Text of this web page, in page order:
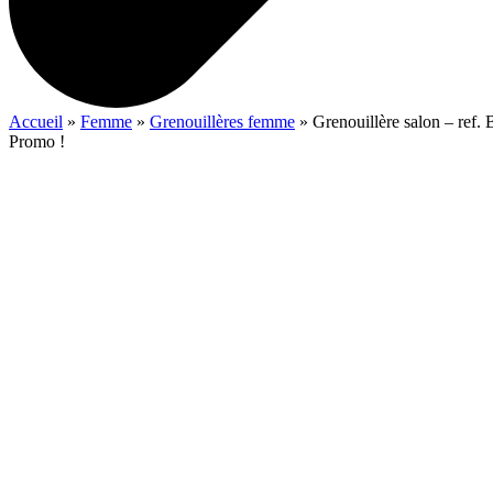
Accueil » Femme » Grenouillères femme » Grenouillère salon – ref.
Promo !